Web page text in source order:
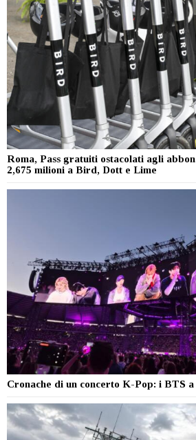
Roma, Pass gratuiti ostacolati agli
2,675 milioni a Bird, Dott e Lime
Cronache di un concerto K-Pop: i BTS